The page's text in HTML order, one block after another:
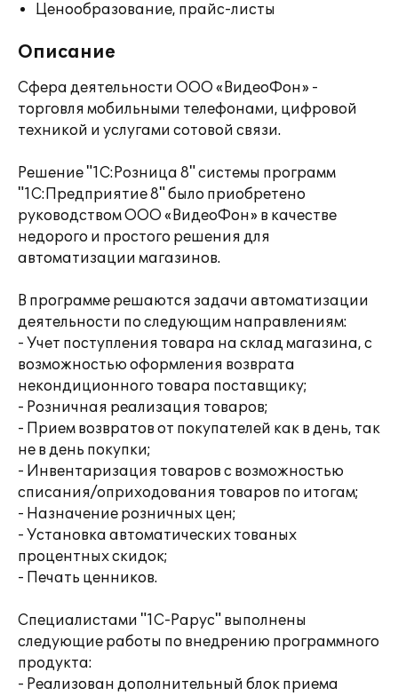
Ценообразование, прайс-листы
Описание
Сфера деятельности ООО «ВидеоФон» -
торговля мобильными телефонами, цифровой
техникой и услугами сотовой связи.
Решение "1С:Розница 8" системы программ
"1С:Предприятие 8" было приобретено
руководством ООО «ВидеоФон» в качестве
недорого и простого решения для
автоматизации магазинов.
В программе решаются задачи автоматизации
деятельности по следующим направлениям:
- Учет поступления товара на склад магазина, с
возможностью оформления возврата
некондиционного товара поставщику;
- Розничная реализация товаров;
- Прием возвратов от покупателей как в день, так
не в день покупки;
- Инвентаризация товаров с возможностью
списания/оприходования товаров по итогам;
- Назначение розничных цен;
- Установка автоматических тованых
процентных скидок;
- Печать ценников.
Специалистами "1С-Рарус" выполнены
следующие работы по внедрению программного
продукта:
- Реализован дополнительный блок приема